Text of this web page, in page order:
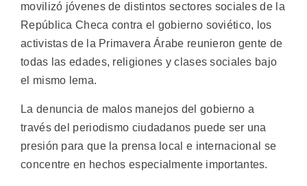
movilizó jóvenes de distintos sectores sociales de la
República Checa contra el gobierno soviético, los
activistas de la Primavera Árabe reunieron gente de
todas las edades, religiones y clases sociales bajo
el mismo lema.
La denuncia de malos manejos del gobierno a
través del periodismo ciudadanos puede ser una
presión para que la prensa local e internacional se
concentre en hechos especialmente importantes.